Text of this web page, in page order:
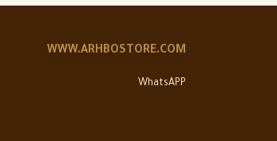
WWW.ARHBOSTORE.COM
WhatsAPP